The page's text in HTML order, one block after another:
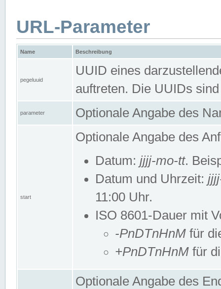
URL-Parameter
Name Beschreibung
pegeluuid
UUID eines
auftreten. Die UUIDs
parameter Optionale Angabe des
start
Optionale Angabe des
Datum: jjjj-mo-tt.
Datum und Uhrzeit:
11:00 Uhr.
ISO 8601-Dauer mit
-PnDTnHnM für
+PnDTnHnM für
Optionale Angabe des